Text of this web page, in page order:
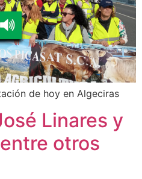
de hoy en Algeciras
Linares y
otros